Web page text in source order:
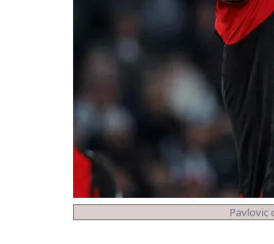
Pavlovic